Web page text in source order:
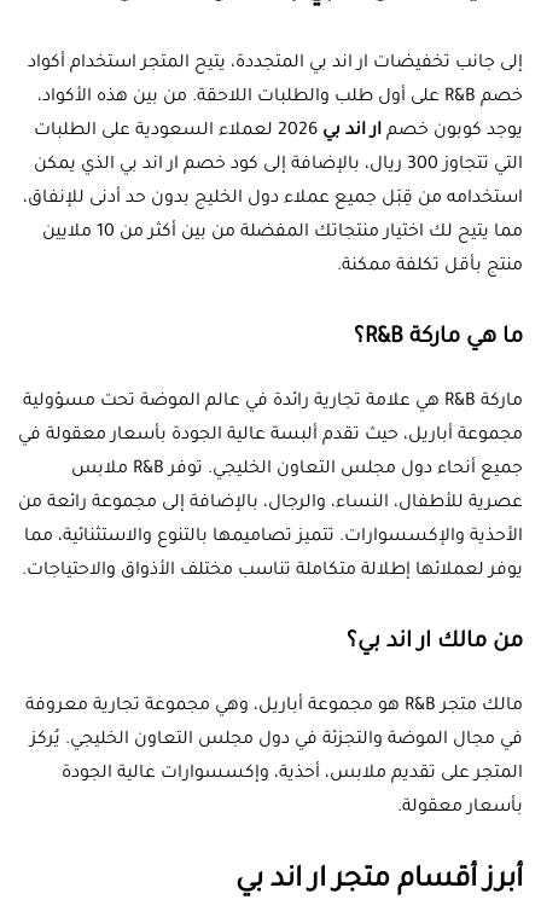
إلى جانب تخفيضات ار اند بي المتجددة، يتيح المتجر استخدام أكواد
خصم R&B على أول طلب والطلبات اللاحقة. من بين هذه الأكواد،
يوجد كوبون خصم ار اند بي
2026 لعملاء السعودية على الطلبات
التي تتجاوز 300 ريال، بالإضافة إلى كود خصم ار اند بي الذي يمكن
استخدامه من قِبَل جميع عملاء دول الخليج بدون حد أدنى للإنفاق،
مما يتيح لك اختيار منتجاتك المفضلة من بين أكثر من 10 ملايين
منتج بأقل تكلفة ممكنة.
ما هي ماركة R&B؟
ماركة R&B هي علامة تجارية رائدة في عالم الموضة تحت مسؤولية
مجموعة أباريل، حيث تقدم ألبسة عالية الجودة بأسعار معقولة في
جميع أنحاء دول مجلس التعاون الخليجي. توفر R&B ملابس
عصرية للأطفال، النساء، والرجال، بالإضافة إلى مجموعة رائعة من
الأحذية والإكسسوارات. تتميز تصاميمها بالتنوع والاستثنائية، مما
يوفر لعملائها إطلالة متكاملة تناسب مختلف الأذواق والاحتياجات.
من مالك ار اند بي؟
مالك متجر R&B هو مجموعة أباريل، وهي مجموعة تجارية معروفة
في مجال الموضة والتجزئة في دول مجلس التعاون الخليجي. يُركز
المتجر على تقديم ملابس، أحذية، وإكسسوارات عالية الجودة
بأسعار معقولة.
أبرز أقسام متجر ار اند بي